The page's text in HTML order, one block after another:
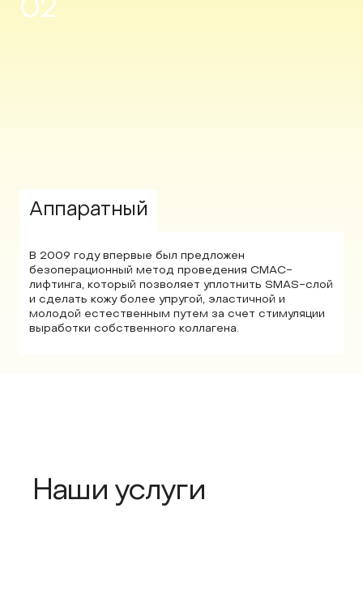
02
Аппаратный
В 2009 году впервые был предложен
безоперационный метод проведения СМАС-
лифтинга, который позволяет уплотнить SMAS-слой
и сделать кожу более упругой, эластичной и
молодой естественным путем за счет стимуляции
выработки собственного коллагена.
Наши услуги